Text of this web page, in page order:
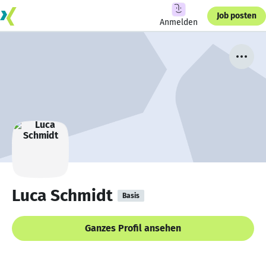
Anmelden
Job posten
Luca Schmidt Basis
Ganzes Profil ansehen